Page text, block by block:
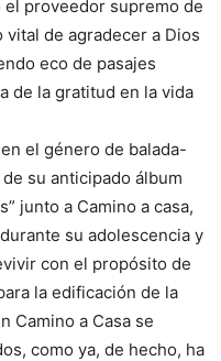
proveedor supremo de
de agradecer a Dios
eco de pasajes
de la gratitud en la vida
el género de balada-
su anticipado álbum
junto a Camino a casa,
su adolescencia y
con el propósito de
la edificación de la
Camino a Casa se
como ya, de hecho, ha